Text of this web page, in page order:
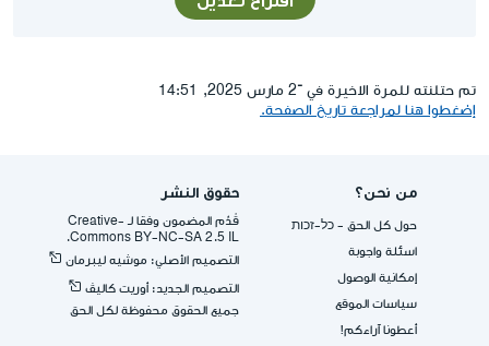
تم حتلنته للمرة الاخيرة في ־2 مارس 2025, 14:51
إضغطوا هنا لمراجعة تاريخ الصفحة.
من نحن؟
حول كل الحق - כל-זכות
اسئلة واجوبة
إمكانية الوصول
سياسات الموقع
أعطونا آراءكم!
حقوق النشر
قُدِّم المضمون وفقا لـ -Creative
Commons BY-NC-SA 2.5 IL.
التصميم الأصلي: موشيه ليبرمان
التصميم الجديد: أوريت كاليڤ
جميع الحقوق محفوظة لكل الحق